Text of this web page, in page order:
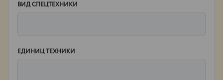
ВИД СПЕЦТЕХНИКИ
ЕДИНИЦ ТЕХНИКИ